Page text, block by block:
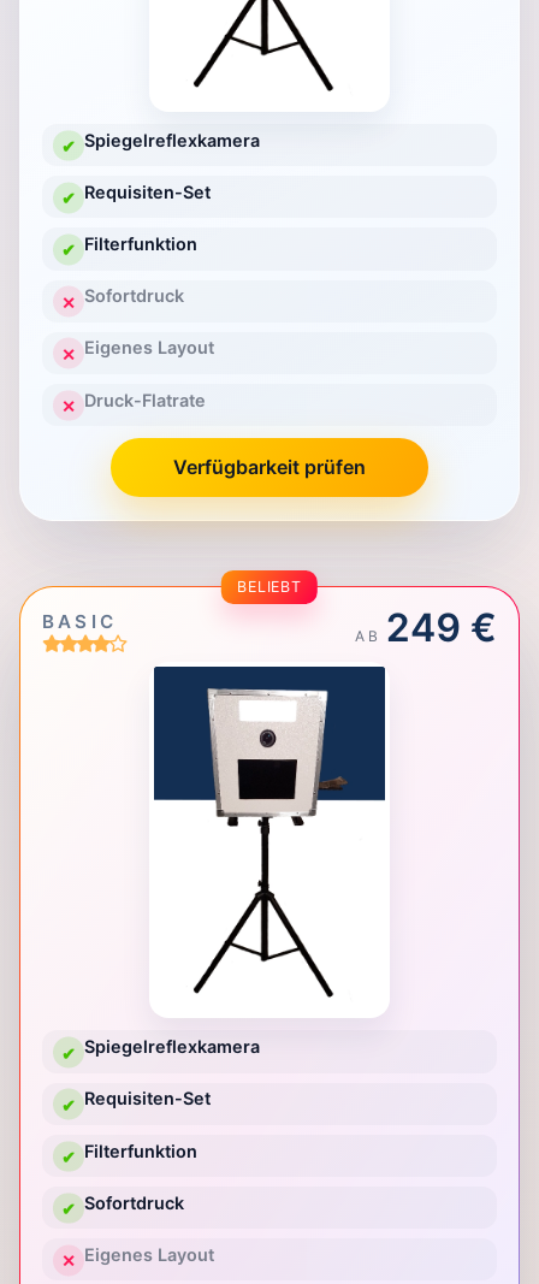
✔ Spiegelreflexkamera
✔ Requisiten-Set
✔ Filterfunktion
✕ Sofortdruck
✕ Eigenes Layout
✕ Druck-Flatrate
Verfügbarkeit prüfen
BELIEBT
BASIC
AB 249 €
✔ Spiegelreflexkamera
✔ Requisiten-Set
✔ Filterfunktion
✔ Sofortdruck
✕ Eigenes Layout